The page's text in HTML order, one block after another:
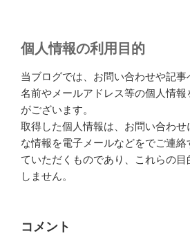
個人情報の利用目的
当ブログでは、お問い合わせや記事
名前やメールアドレス等の個人情
がございます。
取得した個人情報は、お問い合わ
な情報を電子メールなどをでご連
ていただくものであり、これらの目
しません。
コメント